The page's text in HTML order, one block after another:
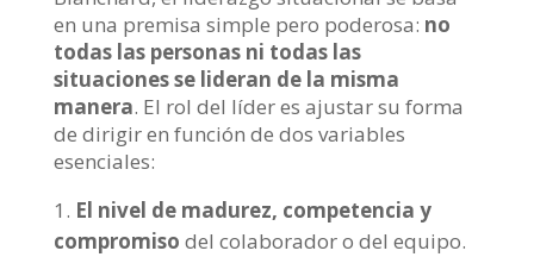
en una premisa simple pero poderosa: no
todas las personas ni todas las
situaciones se lideran de la misma
manera. El rol del líder es ajustar su forma
de dirigir en función de dos variables
esenciales:
El nivel de madurez, competencia y
compromiso del colaborador o del equipo.